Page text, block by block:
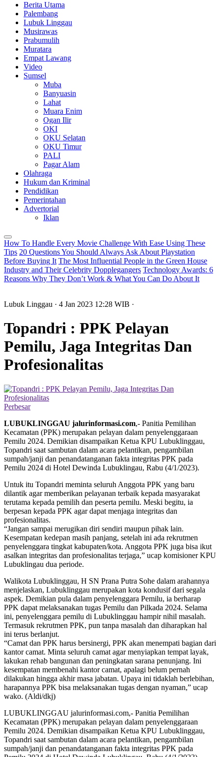
Berita Utama
Palembang
Lubuk Linggau
Musirawas
Prabumulih
Muratara
Empat Lawang
Video
Sumsel
Muba
Banyuasin
Lahat
Muara Enim
Ogan Ilir
OKI
OKU Selatan
OKU Timur
PALI
Pagar Alam
Olahraga
Hukum dan Kriminal
Pendidikan
Pemerintahan
Advertorial
Iklan
How To Handle Every Movie Challenge With Ease Using These
Tips 20 Questions You Should Always Ask About Playstation
Before Buying It The Most Influential People in the Green House
Industry and Their Celebrity Dopplegangers Technology Awards: 6
Reasons Why They Don’t Work & What You Can Do About It
Lubuk Linggau · 4 Jan 2023 12:28 WIB ·
Topandri : PPK Pelayan
Pemilu, Jaga Integritas Dan
Profesionalitas
Perbesar
LUBUKLINGGAU jalurinformasi.com,- Panitia Pemilihan
Kecamatan (PPK) merupakan pelayan dalam penyelenggaraan
Pemilu 2024. Demikian disampaikan Ketua KPU Lubuklinggau,
Topandri saat sambutan dalam acara pelantikan, pengambilan
sumpah/janji dan penandatanganan fakta integritas PPK pada
Pemilu 2024 di Hotel Dewinda Lubuklingau, Rabu (4/1/2023).
Untuk itu Topandri meminta seluruh Anggota PPK yang baru
dilantik agar memberikan pelayanan terbaik kepada masyarakat
terutama kepada pemilih dan peserta pemilu. Meski begitu, ia
berpesan kepada PPK agar dapat menjaga integritas dan
profesionalitas.
“Jangan sampai merugikan diri sendiri maupun pihak lain.
Kesempatan kedepan masih panjang, setelah ini ada rekrutmen
penyelenggara tingkat kabupaten/kota. Anggota PPK juga bisa ikut
asalkan integritas dan profesionalitas terjaga,” ucap komisioner KPU
Lubuklingau dua periode.
Walikota Lubuklinggau, H SN Prana Putra Sohe dalam arahannya
menjelaskan, Lubuklinggau merupakan kota kondusif dari segala
aspek. Demikian pula dalam penyelenggara Pemilu, ia berharap
PPK dapat melaksanakan tugas Pemilu dan Pilkada 2024. Selama
ini, penyelenggara pemilu di Lubuklinggau hampir nihil masalah.
Termasuk rekrutmen PPK, pun tanpa masalah dan diharapkan hal
ini terus berlanjut.
“Camat dan PPK harus bersinergi, PPK akan menempati bagian dari
kantor camat. Minta seluruh camat agar menyiapkan tempat layak,
lakukan rehab bangunan dan peningkatan sarana penunjang. Ini
kesempatan membenahi kantor camat, apalagi belum pernah
dilakukan hingga akhir masa jabatan. Upaya ini tidaklah berlebihan,
harapannya PPK bisa melaksanakan tugas dengan nyaman,” ucap
wako. (Aldi/dkj)
LUBUKLINGGAU jalurinformasi.com,- Panitia Pemilihan
Kecamatan (PPK) merupakan pelayan dalam penyelenggaraan
Pemilu 2024. Demikian disampaikan Ketua KPU Lubuklinggau,
Topandri saat sambutan dalam acara pelantikan, pengambilan
sumpah/janji dan penandatanganan fakta integritas PPK pada